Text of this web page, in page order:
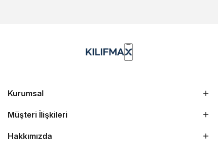
Kurumsal
Müşteri İlişkileri
Hakkımızda